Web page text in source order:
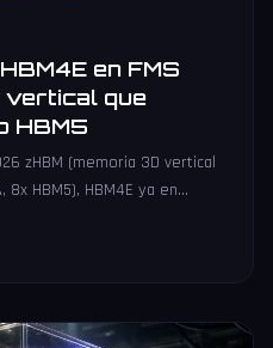
en FMS
que
HBM5
zHBM (memoria 3D vertical
HBM5), HBM4E ya en